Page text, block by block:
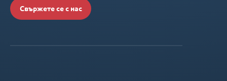
Свържете се с нас